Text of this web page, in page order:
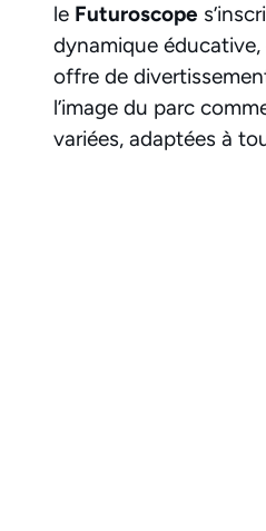
le Futuroscope
dynamique
offre de
l’image du parc
variées, adaptées à